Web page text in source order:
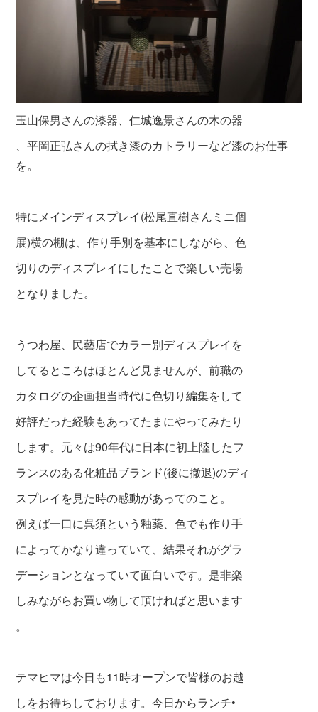
玉山保男さんの漆器、仁城逸景さんの木の器
、平岡正弘さんの拭き漆のカトラリーなど漆のお仕事
を。
特にメインディスプレイ(松尾直樹さんミニ個
展)横の棚は、作り手別を基本にしながら、色
切りのディスプレイにしたことで楽しい売場
となりました。
うつわ屋、民藝店でカラー別ディスプレイを
してるところはほとんど見ませんが、前職の
カタログの企画担当時代に色切り編集をして
好評だった経験もあってたまにやってみたり
します。元々は90年代に日本に初上陸したフ
ランスのある化粧品ブランド(後に撤退)のディ
スプレイを見た時の感動があってのこと。
例えば一口に呉須という釉薬、色でも作り手
によってかなり違っていて、結果それがグラ
デーシ ョンとなっていて面白いです。是非楽
しみながらお買い物して頂ければと思います
。
テマヒマは今日も11時オープンで皆様のお越
しをお待ちしております。今日からランチ•